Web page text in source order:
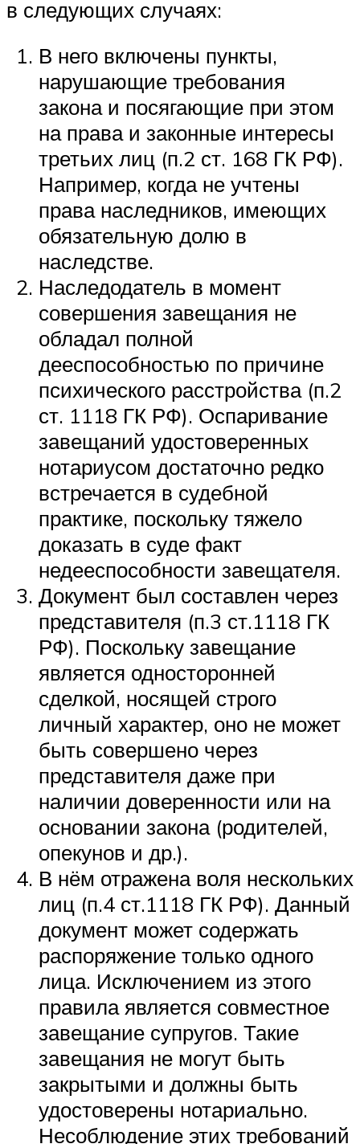
в следующих случаях:
В него включены пункты,
нарушающие требования
закона и посягающие при этом
на права и законные интересы
третьих лиц (п.2 ст. 168 ГК РФ).
Например, когда не учтены
права наследников, имеющих
обязательную долю в
наследстве.
Наследодатель в момент
совершения завещания не
обладал полной
дееспособностью по причине
психического расстройства (п.2
ст. 1118 ГК РФ). Оспаривание
завещаний удостоверенных
нотариусом достаточно редко
встречается в судебной
практике, поскольку тяжело
доказать в суде факт
недееспособности завещателя.
Документ был составлен через
представителя (п.3 ст.1118 ГК
РФ). Поскольку завещание
является односторонней
сделкой, носящей строго
личный характер, оно не может
быть совершено через
представителя даже при
наличии доверенности или на
основании закона (родителей,
опекунов и др.).
В нём отражена воля нескольких
лиц (п.4 ст.1118 ГК РФ). Данный
документ может содержать
распоряжение только одного
лица. Исключением из этого
правила является совместное
завещание супругов. Такие
завещания не могут быть
закрытыми и должны быть
удостоверены нотариально.
Несоблюдение этих требований